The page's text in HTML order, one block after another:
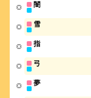
闇
雪
指
弓
夢